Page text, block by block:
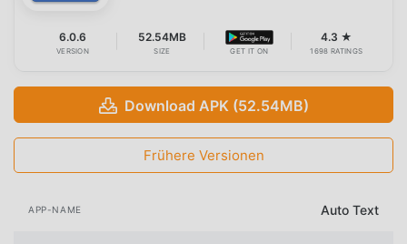
6.0.6
VERSION
52.54MB
SIZE GET IT ON
4.3 ★
1698 RATINGS
Download APK (52.54MB)
Frühere Versionen
APP-NAME Auto Text